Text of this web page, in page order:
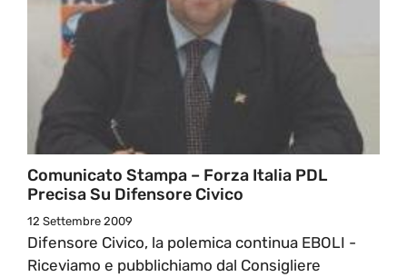
Comunicato Stampa – Forza Italia PDL
Precisa Su Difensore Civico
12 Settembre 2009
Difensore Civico, la polemica continua EBOLI -
Riceviamo e pubblichiamo dal Consigliere